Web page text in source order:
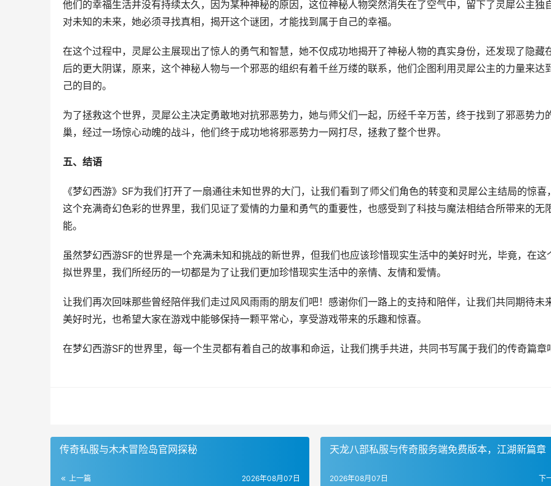
他们的幸福生活并没有持续太久，因为某种神秘的原因，这位神秘人物突然消失在了空气中，留下了灵犀公主独
对未知的未来，她必须寻找真相，揭开这个谜团，才能找到属于自己的幸福。
在这个过程中，灵犀公主展现出了惊人的勇气和智慧，她不仅成功地揭开了神秘人物的真实身份，还发现了隐藏
后的更大阴谋，原来，这个神秘人物与一个邪恶的组织有着千丝万缕的联系，他们企图利用灵犀公主的力量来达
己的目的。
为了拯救这个世界，灵犀公主决定勇敢地对抗邪恶势力，她与师父们一起，历经千辛万苦，终于找到了邪恶势力
巢，经过一场惊心动魄的战斗，他们终于成功地将邪恶势力一网打尽，拯救了整个世界。
五、结语
《梦幻西游》SF为我们打开了一扇通往未知世界的大门，让我们看到了师父们角色的转变和灵犀公主结局的惊喜
这个充满奇幻色彩的世界里，我们见证了爱情的力量和勇气的重要性，也感受到了科技与魔法相结合所带来的无
能。
虽然梦幻西游SF的世界是一个充满未知和挑战的新世界，但我们也应该珍惜现实生活中的美好时光，毕竟，在这
拟世界里，我们所经历的一切都是为了让我们更加珍惜现实生活中的亲情、友情和爱情。
让我们再次回味那些曾经陪伴我们走过风风雨雨的朋友们吧！感谢你们一路上的支持和陪伴，让我们共同期待未
美好时光，也希望大家在游戏中能够保持一颗平常心，享受游戏带来的乐趣和惊喜。
在梦幻西游SF的世界里，每一个生灵都有着自己的故事和命运，让我们携手共进，共同书写属于我们的传奇篇章
传奇私服与木木冒险岛官网探秘
上一篇 2026年08月07日
天龙八部私服与传奇服务端免费版本，江湖新篇章
下
2026年08月07日